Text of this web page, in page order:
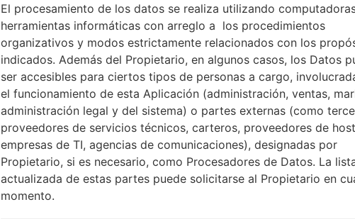
Ahora apague su
Cómo hacer todos los
Presione y
botón de Subir
Presione y
Bajar volumen y
Presione y
botón de Bajar
Conecte un cable
botón de Bixby y la
Presione y
El procesamiento de los datos se realiza utilizando
herramientas informáticas con arreglo a los procedimientos
organizativos y modos estrictamente relacionados con los
indicados. Además del Propietario, en algunos casos, los Datos
ser accesibles para ciertos tipos de personas a cargo,
el funcionamiento de esta Aplicación (administración, ventas,
administración legal y del sistema) o partes externas (como
proveedores de servicios técnicos, carteros, proveedores de
empresas de TI, agencias de comunicaciones), designadas por
Propietario, si es necesario, como Procesadores de Datos. La
actualizada de estas partes puede solicitarse al Propietario en
momento.